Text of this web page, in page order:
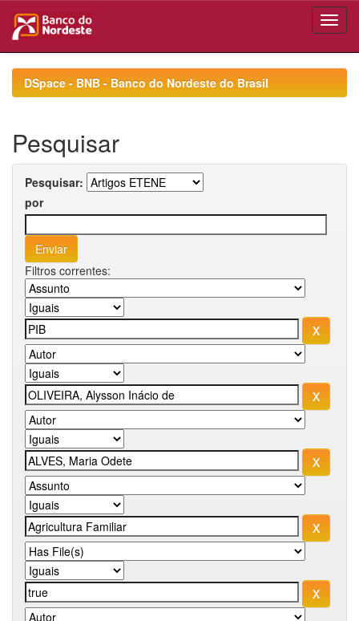
navigationDSpace - BNB - Banco do Nordeste do Brasil
Pesquisar
Pesquisar:
por
Filtros correntes: